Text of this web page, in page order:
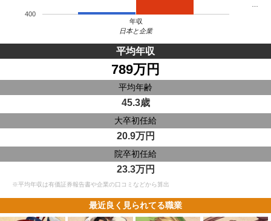
年収
400
日本と企業
平均年収
789万円
平均年齢
45.3歳
大卒初任給
20.9万円
院卒初任給
23.3万円
※平均年収は有価証券報告書や企業の口コミなどから算出
最近良く見られてる職業